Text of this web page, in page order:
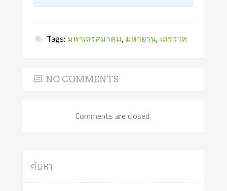
Tags: มหาเถรสมาคม, มหายาน, เถรวาท
NO COMMENTS
Comments are closed.
ค้นหา